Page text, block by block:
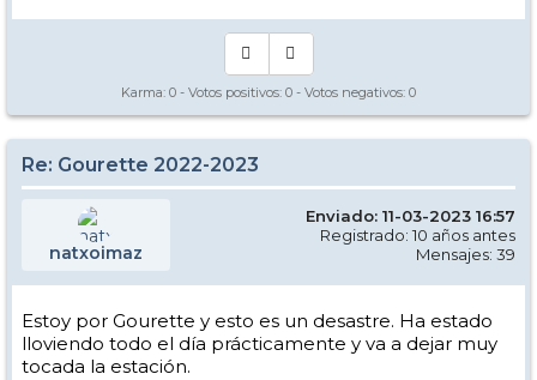
Karma: 0 - Votos positivos: 0 - Votos negativos: 0
Re: Gourette 2022-2023
natxoimaz
Enviado: 11-03-2023 16:57
Registrado: 10 años antes
Mensajes: 39
Estoy por Gourette y esto es un desastre. Ha estado
lloviendo todo el día prácticamente y va a dejar muy
tocada la estación.